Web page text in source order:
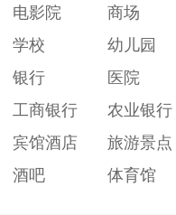
电影院
商场
学校
幼儿园
银行
医院
工商银行
农业银行
宾馆酒店
旅游景点
酒吧
体育馆